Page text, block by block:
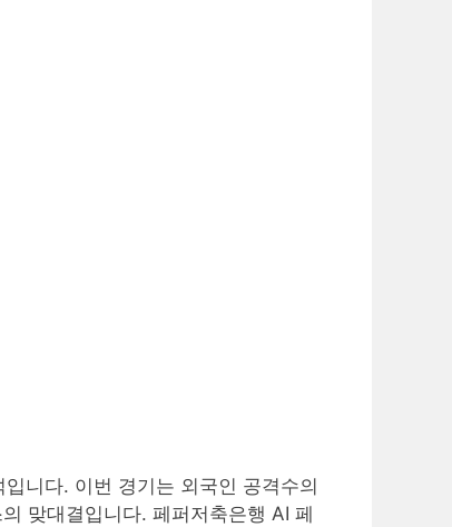
니다. 이번 경기는 외국인 공격수의
맞대결입니다. 페퍼저축은행 AI 페